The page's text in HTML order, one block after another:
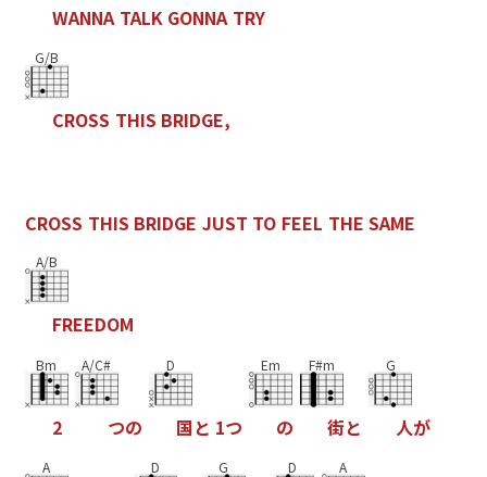
WANNA TALK GONNA TRY
G/B
CROSS THIS BRIDGE,
CROSS THIS BRIDGE JUST TO FEEL THE SAME
A/B
FREEDOM
Bm
2
A/C#
つの
D
国と 1つ
Em
の
F#m
街と
G
人が
A D G D A